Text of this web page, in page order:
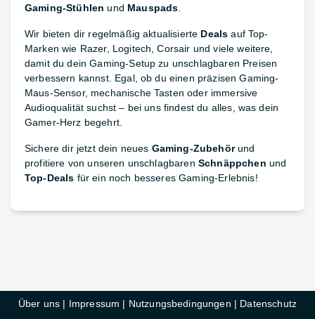
Gaming-Stühlen und Mauspads.
Wir bieten dir regelmäßig aktualisierte Deals auf Top-
Marken wie Razer, Logitech, Corsair und viele weitere,
damit du dein Gaming-Setup zu unschlagbaren Preisen
verbessern kannst. Egal, ob du einen präzisen Gaming-
Maus-Sensor, mechanische Tasten oder immersive
Audioqualität suchst – bei uns findest du alles, was dein
Gamer-Herz begehrt.
Sichere dir jetzt dein neues Gaming-Zubehörund
profitiere von unseren unschlagbaren Schnäppchen und
Top-Deals für ein noch besseres Gaming-Erlebnis!
Über uns | Impressum | Nutzungsbedingungen | Datenschutz